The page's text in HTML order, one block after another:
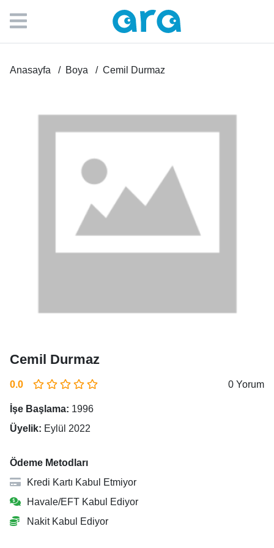
Anasayfa Boya Cemil Durmaz
Cemil Durmaz
0.0 0 Yorum
İşe Başlama: 1996
Üyelik: Eylül 2022
Ödeme Metodları
Kredi Kartı Kabul Etmiyor
Havale/EFT Kabul Ediyor
Nakit Kabul Ediyor